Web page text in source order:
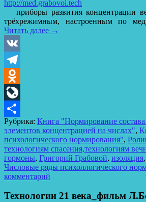
http://med.grabovoi.tech
— приборы развития концентрации
трёхрежимным, настроенным по
Читать далее →
VK
Telegram
Odnoklassniki
LiveJournal
Отправить
Рубрика: Книга "Нормирование
элементов концентрацией на числах",
психологического нормирования",
технологиям спасения,технологиям
гормоны, Григорий Грабовой, изоляция,
Числовые ряды психоллогического
комментарий
Технологии 21 века_фильм